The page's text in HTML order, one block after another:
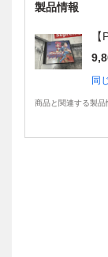
製品情報
同
商品と関連する製品